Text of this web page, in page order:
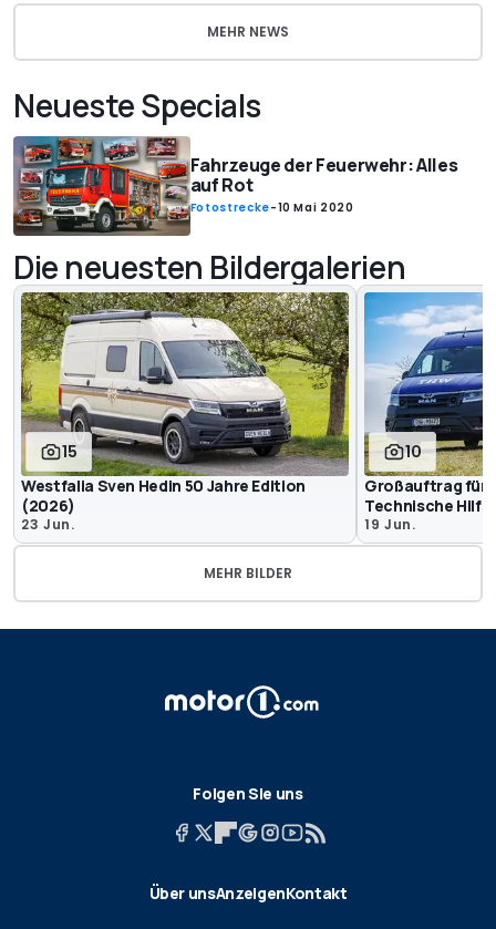
MEHR NEWS
Neueste Specials
Fahrzeuge der Feuerwehr: Alles
auf Rot
Fotostrecke-10 Mai 2020
Die neuesten Bildergalerien
15
Westfalia Sven Hedin 50 Jahre Edition
(2026)
23 Jun.
10
Großauftrag für
Technische
19 Jun.
MEHR BILDER
Folgen Sie uns
Über unsAnzeigenKontakt